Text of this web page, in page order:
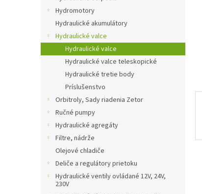
Hydromotory
Hydraulické akumulátory
Hydraulické valce
Hydraulické valce
Hydraulické valce teleskopické
Hydraulické tretie body
Príslušenstvo
Orbitroly, Sady riadenia Zetor
Ručné pumpy
Hydraulické agregáty
Filtre, nádrže
Olejové chladiče
Deliče a regulátory prietoku
Hydraulické ventily ovládané 12V, 24V,
230V